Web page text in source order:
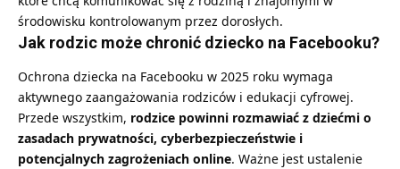
środowisku kontrolowanym przez dorosłych.
Jak rodzic może chronić dziecko na Facebooku?
Ochrona dziecka na Facebooku w 2025 roku wymaga
aktywnego zaangażowania rodziców i edukacji cyfrowej.
Przede wszystkim, rodzice powinni rozmawiać z dziećmi o
zasadach prywatności, cyberbezpieczeństwie i
potencjalnych zagrożeniach online. Ważne jest ustalenie